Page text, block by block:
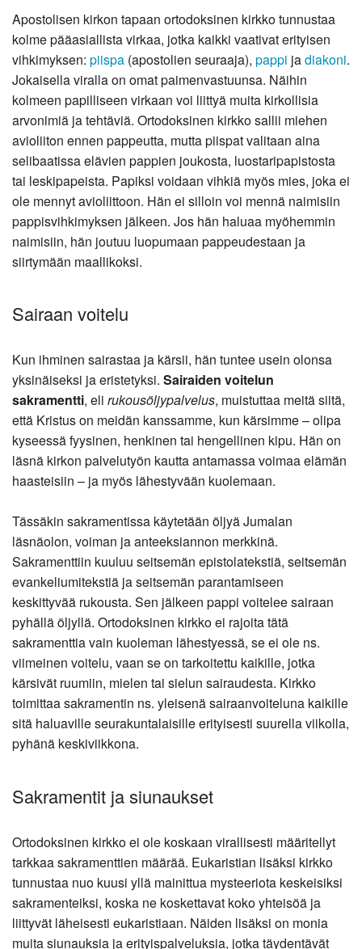
Apostolisen kirkon tapaan ortodoksinen kirkko tunnustaa
kolme pääasiallista virkaa, jotka kaikki vaativat erityisen
vihkimyksen: piispa (apostolien seuraaja), pappi jadiakoni.
Jokaisella viralla on omat paimenvastuunsa. Näihin
kolmeen papilliseen virkaan voi liittyä muita kirkollisia
arvonimiä ja tehtäviä. Ortodoksinen kirkko sallii miehen
avioliiton ennen pappeutta, mutta piispat valitaan aina
selibaatissa elävien pappien joukosta, luostaripapistosta
tai leskipapeista. Papiksi voidaan vihkiä myös mies, joka ei
ole mennyt avioliittoon. Hän ei silloin voi mennä naimisiin
pappisvihkimyksen jälkeen. Jos hän haluaa myöhemmin
naimisiin, hän joutuu luopumaan pappeudestaan ja
siirtymään maallikoksi.
Sairaan voitelu
Kun ihminen sairastaa ja kärsii, hän tuntee usein olonsa
yksinäiseksi ja eristetyksi. Sairaiden voitelun
sakramentti, eli rukousöljypalvelus, muistuttaa meitä siitä,
että Kristus on meidän kanssamme, kun kärsimme – olipa
kyseessä fyysinen, henkinen tai hengellinen kipu. Hän on
läsnä kirkon palvelutyön kautta antamassa voimaa elämän
haasteisiin – ja myös lähestyvään kuolemaan.
Tässäkin sakramentissa käytetään öljyä Jumalan
läsnäolon, voiman ja anteeksiannon merkkinä.
Sakramenttiin kuuluu seitsemän epistolatekstiä, seitsemän
evankeliumitekstiä ja seitsemän parantamiseen
keskittyvää rukousta. Sen jälkeen pappi voitelee sairaan
pyhällä öljyllä. Ortodoksinen kirkko ei rajoita tätä
sakramenttia vain kuoleman lähestyessä, se ei ole ns.
viimeinen voitelu, vaan se on tarkoitettu kaikille, jotka
kärsivät ruumiin, mielen tai sielun sairaudesta. Kirkko
toimittaa sakramentin ns. yleisenä sairaanvoiteluna kaikille
sitä haluaville seurakuntalaisille erityisesti suurella viikolla,
pyhänä keskiviikkona.
Sakramentit ja siunaukset
Ortodoksinen kirkko ei ole koskaan virallisesti määritellyt
tarkkaa sakramenttien määrää. Eukaristian lisäksi kirkko
tunnustaa nuo kuusi yllä mainittua mysteeriota keskeisiksi
sakramenteiksi, koska ne koskettavat koko yhteisöä ja
liittyvät läheisesti eukaristiaan. Näiden lisäksi on monia
muita siunauksia ja erityispalveluksia, jotka täydentävät